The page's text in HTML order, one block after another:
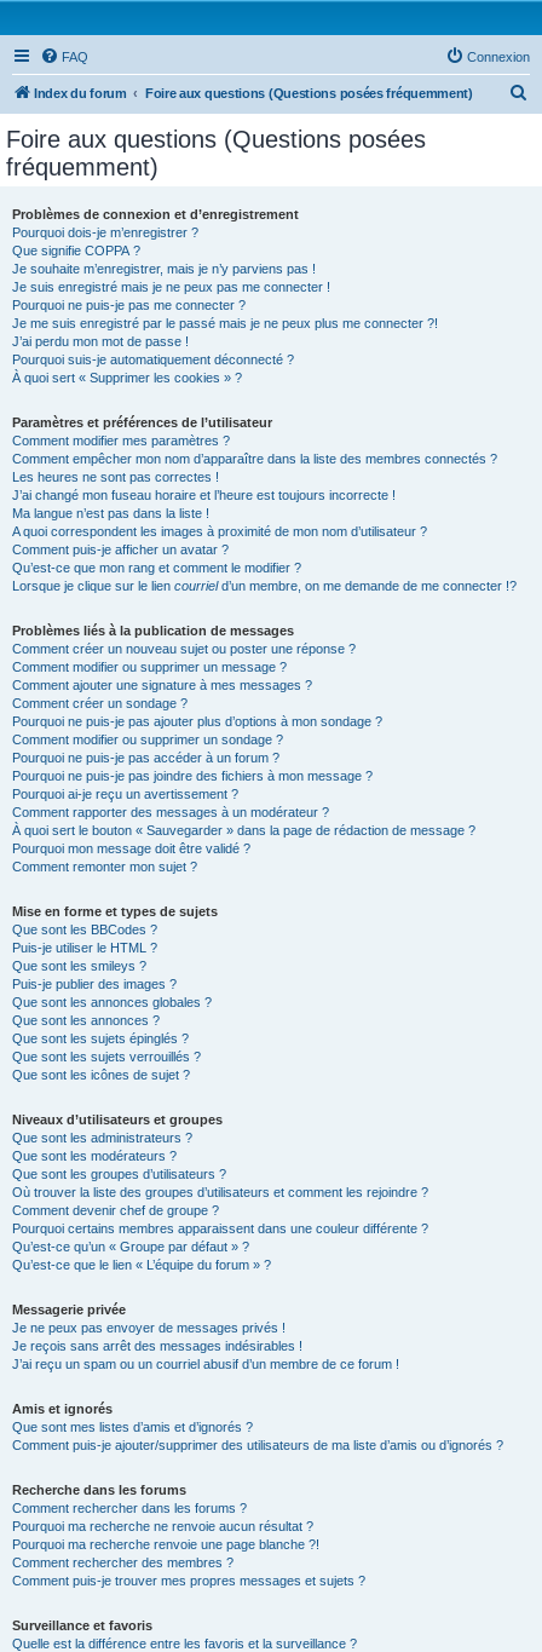
FAQ Connexion
Index du forum Foire aux questions (Questions posées fréquemment)
Foire aux questions (Questions posées
fréquemment)
Problèmes de connexion et d’enregistrement
Pourquoi dois-je m’enregistrer ?
Que signifie COPPA ?
Je souhaite m’enregistrer, mais je n’y parviens pas !
Je suis enregistré mais je ne peux pas me connecter !
Pourquoi ne puis-je pas me connecter ?
Je me suis enregistré par le passé mais je ne peux plus me connecter ?!
J’ai perdu mon mot de passe !
Pourquoi suis-je automatiquement déconnecté ?
À quoi sert « Supprimer les cookies » ?
Paramètres et préférences de l’utilisateur
Comment modifier mes paramètres ?
Comment empêcher mon nom d’apparaître dans la liste des membres connectés ?
Les heures ne sont pas correctes !
J’ai changé mon fuseau horaire et l’heure est toujours incorrecte !
Ma langue n’est pas dans la liste !
A quoi correspondent les images à proximité de mon nom d’utilisateur ?
Comment puis-je afficher un avatar ?
Qu’est-ce que mon rang et comment le modifier ?
Lorsque je clique sur le lien courrield’un membre, on me demande de me connecter !?
Problèmes liés à la publication de messages
Comment créer un nouveau sujet ou poster une réponse ?
Comment modifier ou supprimer un message ?
Comment ajouter une signature à mes messages ?
Comment créer un sondage ?
Pourquoi ne puis-je pas ajouter plus d’options à mon sondage ?
Comment modifier ou supprimer un sondage ?
Pourquoi ne puis-je pas accéder à un forum ?
Pourquoi ne puis-je pas joindre des fichiers à mon message ?
Pourquoi ai-je reçu un avertissement ?
Comment rapporter des messages à un modérateur ?
À quoi sert le bouton « Sauvegarder » dans la page de rédaction de message ?
Pourquoi mon message doit être validé ?
Comment remonter mon sujet ?
Mise en forme et types de sujets
Que sont les BBCodes ?
Puis-je utiliser le HTML ?
Que sont les smileys ?
Puis-je publier des images ?
Que sont les annonces globales ?
Que sont les annonces ?
Que sont les sujets épinglés ?
Que sont les sujets verrouillés ?
Que sont les icônes de sujet ?
Niveaux d’utilisateurs et groupes
Que sont les administrateurs ?
Que sont les modérateurs ?
Que sont les groupes d’utilisateurs ?
Où trouver la liste des groupes d’utilisateurs et comment les rejoindre ?
Comment devenir chef de groupe ?
Pourquoi certains membres apparaissent dans une couleur différente ?
Qu’est-ce qu’un « Groupe par défaut » ?
Qu’est-ce que le lien « L’équipe du forum » ?
Messagerie privée
Je ne peux pas envoyer de messages privés !
Je reçois sans arrêt des messages indésirables !
J’ai reçu un spam ou un courriel abusif d’un membre de ce forum !
Amis et ignorés
Que sont mes listes d’amis et d’ignorés ?
Comment puis-je ajouter/supprimer des utilisateurs de ma liste d’amis ou d’ignorés ?
Recherche dans les forums
Comment rechercher dans les forums ?
Pourquoi ma recherche ne renvoie aucun résultat ?
Pourquoi ma recherche renvoie une page blanche ?!
Comment rechercher des membres ?
Comment puis-je trouver mes propres messages et sujets ?
Surveillance et favoris
Quelle est la différence entre les favoris et la surveillance ?